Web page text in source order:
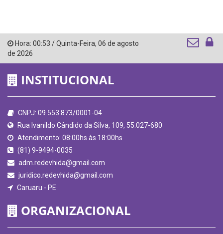
Hora: 00:53 /Quinta-Feira, 06 de agosto
de 2026
INSTITUCIONAL
CNPJ: 09.553.873/0001-04
Rua Ivanildo Cândido da Silva, 109, 55.027-680
Atendimento: 08:00hs às 18:00hs
(81) 9-9494-0035
adm.redevhida@gmail.com
juridico.redevhida@gmail.com
Caruaru - PE
ORGANIZACIONAL